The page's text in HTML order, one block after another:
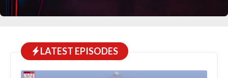
LATEST EPISODES